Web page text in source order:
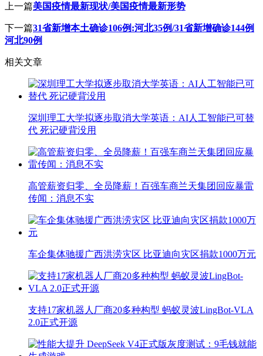
上一篇美国疫情最新现状/美国疫情最新形势
下一篇31省新增本土确诊106例:河北35例/31省新增确诊144例
河北90例
相关文章
深圳理工大学拟逐步取消大学英语：AI人工智能已可替
代 死记硬背没用
高管薪资归零、全员降薪！百强车商兰天集团回应暴雷
传闻：消息不实
车企集体驰援广西洪涝灾区 比亚迪向灾区捐款1000万元
支持17家机器人厂商20多种构型 蚂蚁灵波LingBot-VLA
2.0正式开源